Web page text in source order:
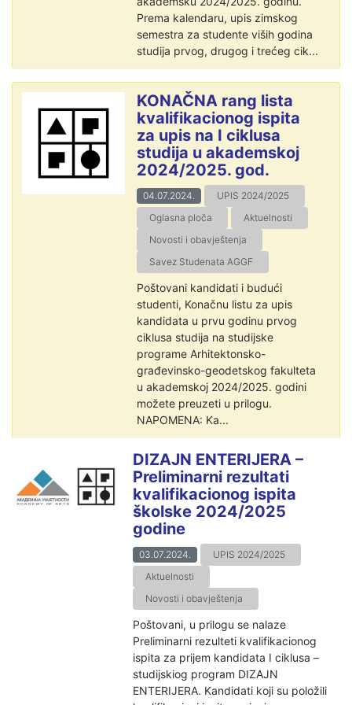
Prema kalendaru, upis zimskog
semestra za studente viših godina
studija prvog, drugog i trećeg cik...
KONAČNA rang lista
kvalifikacionog ispita
za upis na I ciklusa
studija u akademskoj
2024/2025. god.
04.07.2024.
UPIS 2024/2025
Oglasna ploča
Aktuelnosti
Novosti i obavještenja
Savez Studenata AGGF
Poštovani kandidati i budući
studenti, Konačnu listu za upis
kandidata u prvu godinu prvog
ciklusa studija na studijske
programe Arhitektonsko-
građevinsko-geodetskog fakulteta
u akademskoj 2024/2025. godini
možete preuzeti u prilogu.
NAPOMENA: Ka...
DIZAJN ENTERIJERA –
Preliminarni rezultati
kvalifikacionog ispita
školske 2024/2025
godine
03.07.2024.
UPIS 2024/2025
Aktuelnosti
Novosti i obavještenja
Poštovani, u prilogu se nalaze
Preliminarni rezulteti kvalifikacionog
ispita za prijem kandidata I ciklusa –
studijskiog program DIZAJN
ENTERIJERA. Kandidati koji su položili